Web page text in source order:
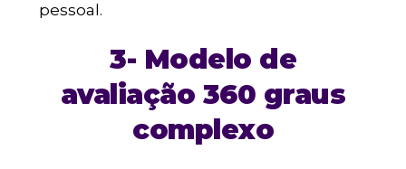
pessoal.
3- Modelo de
avaliação 360 graus
complexo